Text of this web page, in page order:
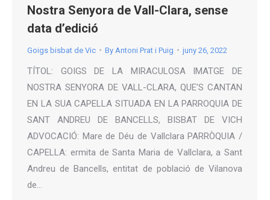
Nostra Senyora de Vall-Clara, sense
data d’edició
Goigs bisbat de Vic By Antoni Prat i Puig juny 26, 2022
TÍTOL: GOIGS DE LA MIRACULOSA IMATGE DE
NOSTRA SENYORA DE VALL-CLARA, QUE’S CANTAN
EN LA SUA CAPELLA SITUADA EN LA PARROQUIA DE
SANT ANDREU DE BANCELLS, BISBAT DE VICH
ADVOCACIÓ: Mare de Déu de Vallclara PARRÒQUIA /
CAPELLA: ermita de Santa Maria de Vallclara, a Sant
Andreu de Bancells, entitat de població de Vilanova
de…